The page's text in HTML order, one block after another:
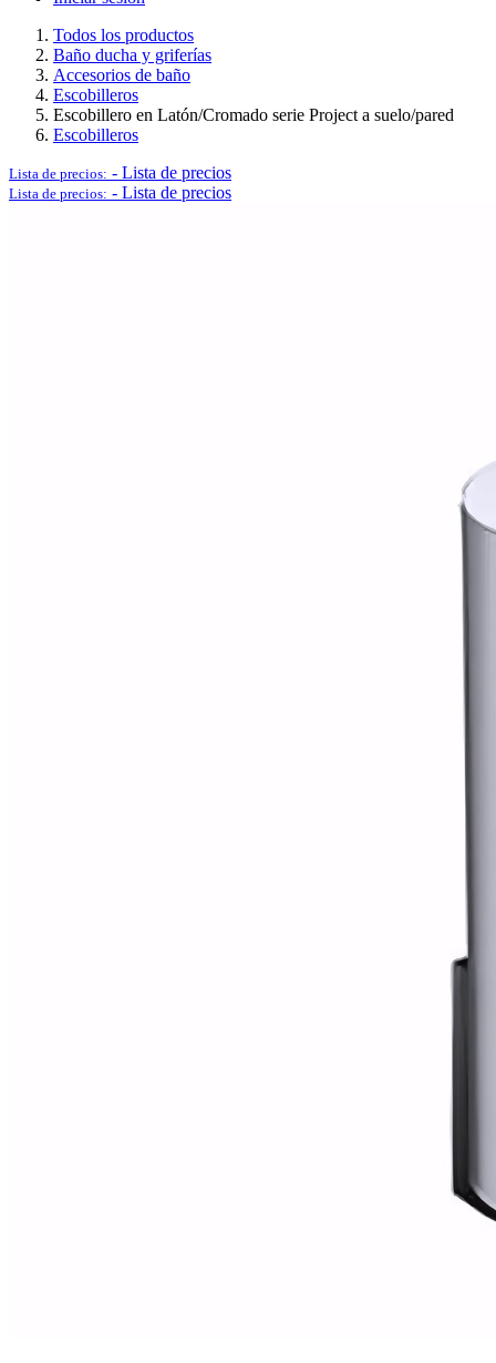
Logística y Equipamiento Auxiliar
Todos los productos
Baño ducha y griferías
Accesorios de baño
Escobilleros
Escobillero en Latón/Cromado serie Project a suelo/pared
Escobilleros
Lista de precios: - Lista de precios
Lista de precios: - Lista de precios